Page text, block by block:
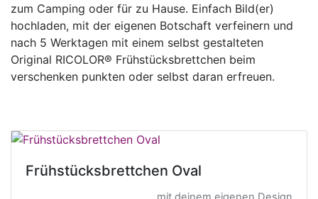
zum Camping oder für zu Hause. Einfach Bild(er)
hochladen, mit der eigenen Botschaft verfeinern und
nach 5 Werktagen mit einem selbst gestalteten
Original RICOLOR® Frühstücksbrettchen beim
verschenken punkten oder selbst daran erfreuen.
Frühstücksbrettchen Oval